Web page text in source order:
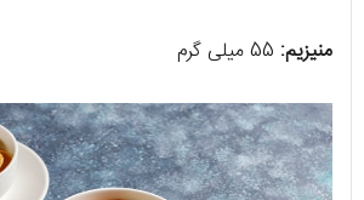
منیزیم: